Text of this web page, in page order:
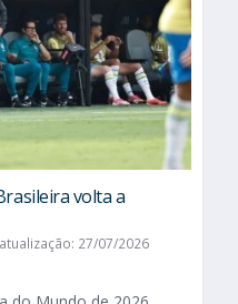
volta a
27/07/2026